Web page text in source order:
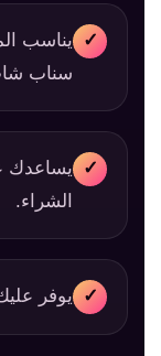
✓ يناسب
سناب
✓ يساعدك
الشراء.
✓ يوفر